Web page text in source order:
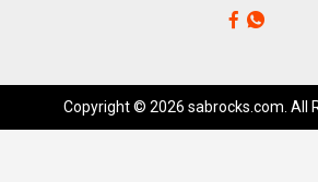
Copyright © 2026 sabrocks.com. All